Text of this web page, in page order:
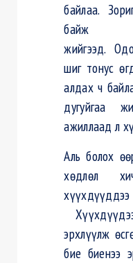
байлаа.
байж
жийгээд.
шиг тонус
алдах ч
дугуйгаа
ажиллаад л
Аль болох
хөдлөл
эрхлүүлж
бие биенээ